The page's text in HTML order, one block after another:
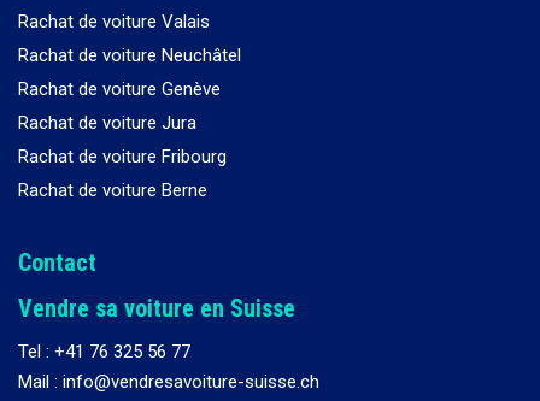
Rachat de voiture Valais
Rachat de voiture Neuchâtel
Rachat de voiture Genève
Rachat de voiture Jura
Rachat de voiture Fribourg
Rachat de voiture Berne
Contact
Vendre sa voiture en Suisse
Tel : +41 76 325 56 77
Mail : info@vendresavoiture-suisse.ch